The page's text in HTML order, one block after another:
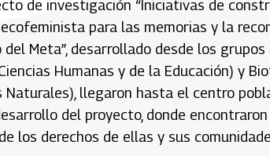
de investigación “Iniciativas de
para las memorias y la
Meta”, desarrollado desde los grupos
Humanas y de la Educación) y
Naturales), llegaron hasta el centro
del proyecto, donde
los derechos de ellas y sus